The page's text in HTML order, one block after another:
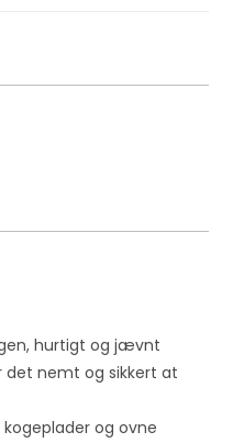
hurtigt og jævnt
nemt og sikkert at
og ovne